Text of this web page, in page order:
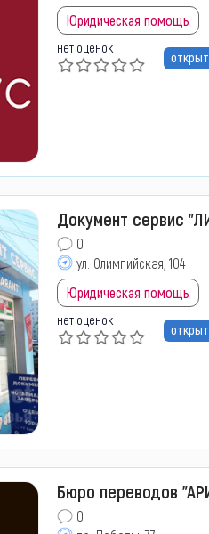
Юридическая помощь
нет оценок
Документ сервис
0
ул. Олимпийская, 104
Юридическая помощь
нет оценок
Бюро переводов
0